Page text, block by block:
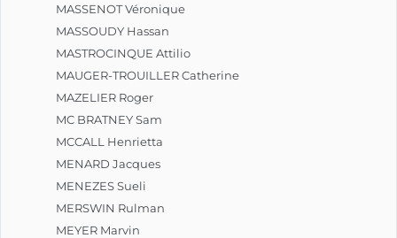
MASSENOT Véronique
MASSOUDY Hassan
MASTROCINQUE Attilio
MAUGER-TROUILLER Catherine
MAZELIER Roger
MC BRATNEY Sam
MCCALL Henrietta
MENARD Jacques
MENEZES Sueli
MERSWIN Rulman
MEYER Marvin